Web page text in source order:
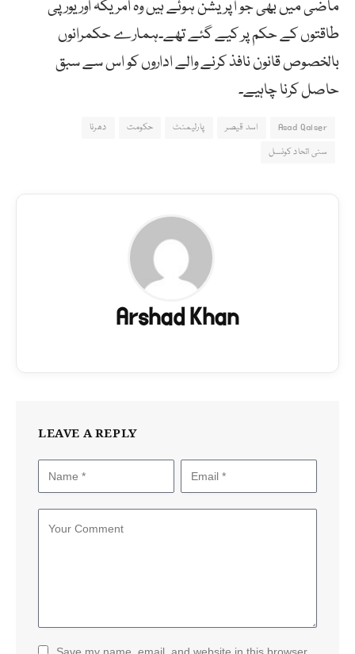
ماضی میں بھی جو آپریشن ہوئے ہیں وہ امریکہ اور یورپی
طاقتوں کے حکم پر کیے گئے تھے۔ہمارے حکمرانوں
بالخصوص قانون نافذ کرنے والے اداروں کو اس سے سبق
حاصل کرنا چاہیے۔
Asad Qaiser اسد قیصر پارلیمنٹ حکومت
دھرنا
سنی اتحاد کونسل
Arshad Khan
LEAVE A REPLY